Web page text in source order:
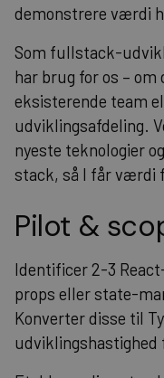
demonstrere værdi
Som fullstack-
har brug for os –
eksisterende team
udviklingsafdeling.
nyeste teknologier
stack, så I får værdi
Pilot &
Identificer 2-3
props eller state-
Konverter disse til
udviklingshastighed